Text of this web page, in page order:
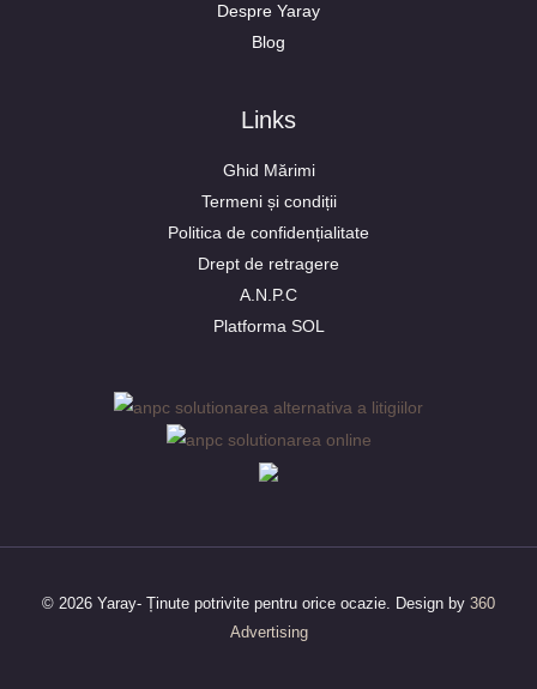
Despre Yaray
Blog
Links
Ghid Mărimi
Termeni și condiții
Politica de confidențialitate
Drept de retragere
A.N.P.C
Platforma SOL
© 2026 Yaray- Ținute potrivite pentru orice ocazie. Design by 360
Advertising